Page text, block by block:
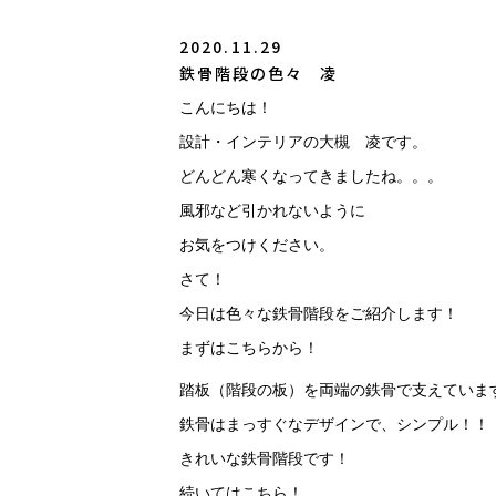
2020.11.29
鉄骨階段の色々 凌
こんにちは！
設計・インテリアの大槻 凌です。
どんどん寒くなってきましたね。。。
風邪など引かれないように
お気をつけください。
さて！
今日は色々な鉄骨階段をご紹介します！
まずはこちらから！
踏板（階段の板）を両端の鉄骨で支えていま
鉄骨はまっすぐなデザインで、シンプル！！
きれいな鉄骨階段です！
続いてはこちら！